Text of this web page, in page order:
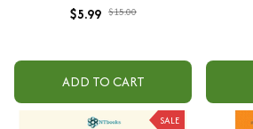
$5.99 $15.00
ADD TO CART
SALE